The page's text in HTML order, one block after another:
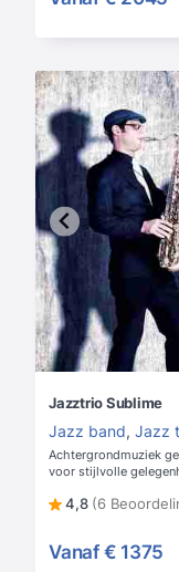
Jazztrio Sublime
Jazz band, Jazz
Achtergrondmuziek
voor stijlvolle
4,8 (6
Vanaf € 1375